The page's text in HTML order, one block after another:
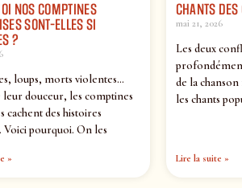
NOS COMPTINES
SONT-ELLES SI
?
loups, morts violentes…
douceur, les comptines
cachent des histoires
Voici pourquoi. On les
»
CHANTS
mai 21, 2026
Les deux
de la
les chants
Lire la suite »